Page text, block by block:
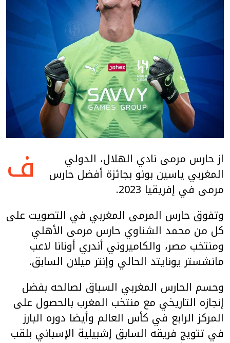
ف از حارس مرمى نادي الهلال، الدولي
المغربي ياسين بونو بجائزة أفضل حارس
مرمى في إفريقيا 2023.
وتفوق حارس المرمى المغربي في التصويت على
كل من محمد الشناوي حارس مرمى الأهلي
ومنتخب مصر، والكاميروني أندري أونانا لاعب
مانشستر يونايتد الحالي وإنتر ميلان السابق.
وحسم الحارس المغربي السباق لصالحه بفضل
إنجازه التاريخي مع منتخب المغرب بالحصول على
المركز الرابع في كأس العالم وأيضا دوره البارز
في تتويج فريقه السابق إشبيلية الإسباني بلقب